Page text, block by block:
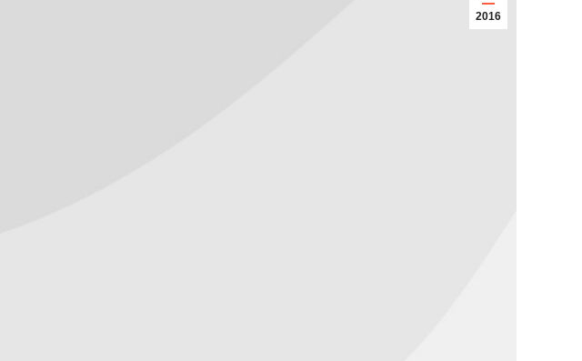
2016